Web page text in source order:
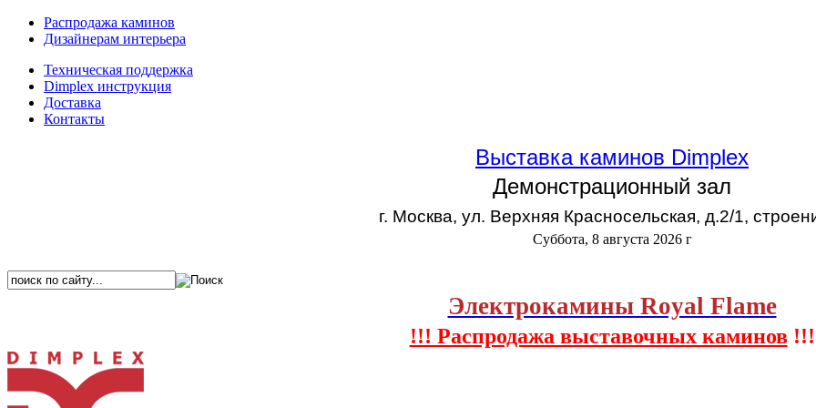
Распродажа каминов
Дизайнерам интерьера
Техническая поддержка
Dimplex инструкция
Доставка
Контакты
Выставка каминов Dimplex
Демонстрационный зал
г. Москва, ул. Верхняя Красносельская, д.2/1,
Суббота, 8 августа 2026 г
Электрокамины Royal Flame
!!! Распродажа выставочных каминов!!!